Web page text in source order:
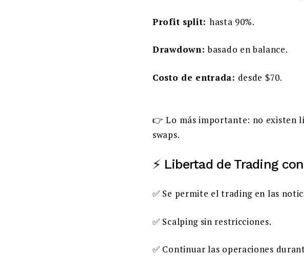
Profit split: hasta 90%.
Drawdown:basado en balance.
Costo de entrada: desde $70.
👉 Lo más importante: no existen
swaps.
⚡ Libertad de Trading
✅ Se permite el trading en las
✅ Scalping sin restricciones.
✅ Continuar las operaciones